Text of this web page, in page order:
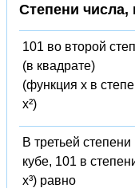
Степени числа,
101 во второй
(в квадрате)
(функция x в
x²)
В третьей степени
кубе, 101 в
x³) равно